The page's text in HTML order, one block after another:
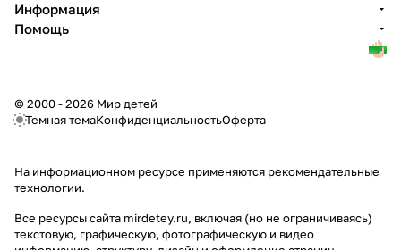
Информация
Помощь
© 2000 - 2026 Мир детей
Темная темаКонфиденциальностьОферта
На информационном ресурсе применяются рекомендательные
технологии.
Все ресурсы сайта mirdetey.ru, включая (но не ограничиваясь)
текстовую, графическую, фотографическую и видео